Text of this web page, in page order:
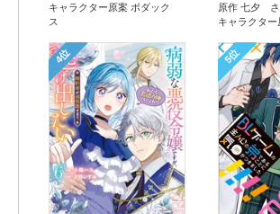
キャラクター原案 ボダック
ス
原作 七夕 さ
キャラクター
4位 5位